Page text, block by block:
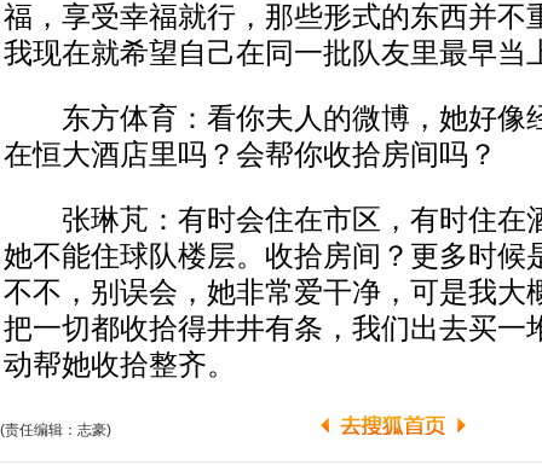
福，享受幸福就行，那些形式的东西并不
我现在就希望自己在同一批队友里最早
东方体育：看你夫人的微博，她好像
在恒大酒店里吗？会帮你收拾房间吗？
张琳芃：有时会住在市区，有时住在
她不能住球队楼层。收拾房间？更多时候
不不，别误会，她非常爱干净，可是我大
把一切都收拾得井井有条，我们出去买一
动帮她收拾整齐。
(责任编辑：志豪)